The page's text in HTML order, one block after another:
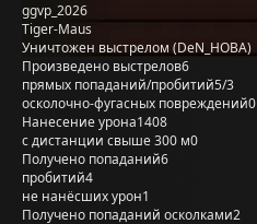
ggvp_2026
Tiger-Maus
Уничтожен выстрелом (DeN_HOBA)
Произведено выстрелов6
прямых попаданий/пробитий5/3
осколочно-фугасных повреждений0
Нанесение урона1408
с дистанции свыше 300 м0
Получено попаданий6
пробитий4
не нанёсших урон1
Получено попаданий осколками2